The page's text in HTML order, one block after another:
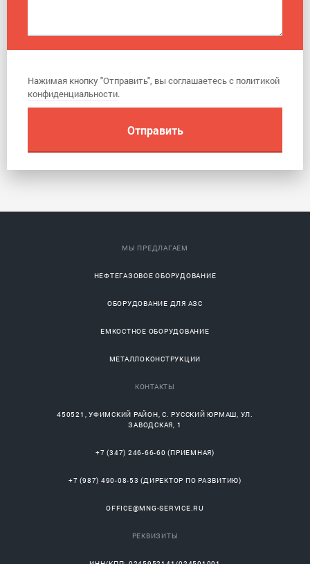
Нажимая кнопку "Отправить", вы соглашаетесь с политикой
конфиденциальности.
МЫ ПРЕДЛАГАЕМ
НЕФТЕГАЗОВОЕ ОБОРУДОВАНИЕ
ОБОРУДОВАНИЕ ДЛЯ АЗС
ЕМКОСТНОЕ ОБОРУДОВАНИЕ
МЕТАЛЛОКОНСТРУКЦИИ
КОНТАКТЫ
450521 ,УФИМСКИЙ РАЙОН, С.РУССКИЙ ЮРМАШ, УЛ.
ЗАВОДСКАЯ, 1
+7 (347) 246-66-60 (ПРИЕМНАЯ)
+7 (987) 490-08-53 (ДИРЕКТОР ПО РАЗВИТИЮ)
OFFICE@MNG-SERVICE.RU
РЕКВИЗИТЫ